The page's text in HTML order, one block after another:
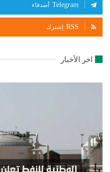
Telegram أصدقاء
RSS إشترك
اخر الأخبار